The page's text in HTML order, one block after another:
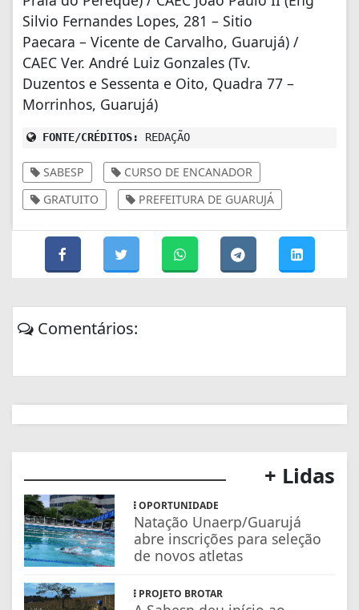
Silvio Fernandes Lopes, 281 – Sitio
Paecara – Vicente de Carvalho, Guarujá) /
CAEC Ver. André Luiz Gonzales (Tv.
Duzentos e Sessenta e Oito, Quadra 77 –
Morrinhos, Guarujá)
FONTE/CRÉDITOS: REDAÇÃO
SABESP
CURSO DE ENCANADOR
GRATUITO
PREFEITURA DE GUARUJÁ
Comentários:
+ Lidas
OPORTUNIDADE
Natação Unaerp/Guarujá
abre inscrições para seleção
de novos atletas
PROJETO BROTAR